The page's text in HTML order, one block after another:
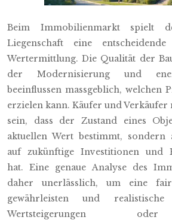
Beim Immobilienmarkt spielt
Liegenschaft eine
Wertermittlung. Die Qualität der
der Modernisierung und
beeinflussen massgeblich, welchen
erzielen kann. Käufer und Verkäufer
sein, dass der Zustand eines
aktuellen Wert bestimmt, sondern
auf zukünftige Investitionen und
hat. Eine genaue Analyse des
daher unerlässlich, um eine
gewährleisten und
Wertsteigerungen